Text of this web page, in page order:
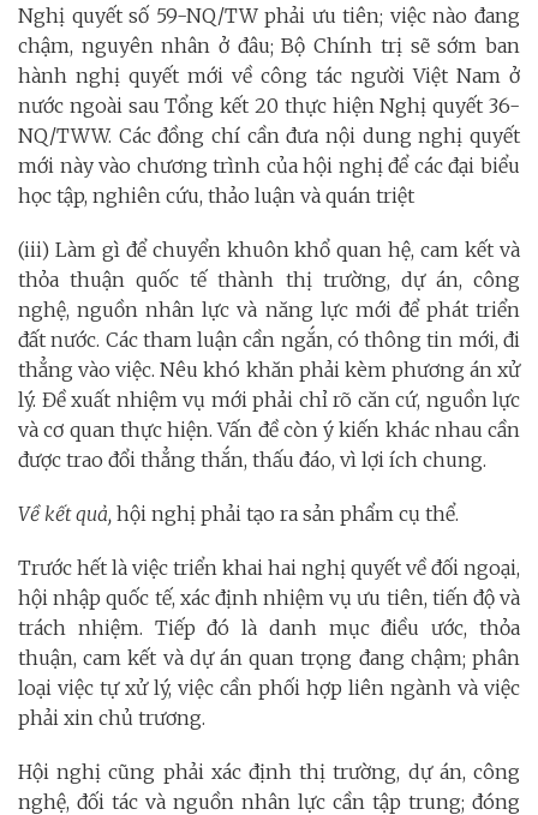
Nghị quyết số 59-NQ/TW phải ưu tiên; việc nào đang
chậm, nguyên nhân ở đâu; Bộ Chính trị sẽ sớm ban
hành nghị quyết mới về công tác người Việt Nam ở
nước ngoài sau Tổng kết 20 thực hiện Nghị quyết 36-
NQ/TWW. Các đồng chí cần đưa nội dung nghị quyết
mới này vào chương trình của hội nghị để các đại biểu
học tập, nghiên cứu, thảo luận và quán triệt
(iii) Làm gì để chuyển khuôn khổ quan hệ, cam kết và
thỏa thuận quốc tế thành thị trường, dự án, công
nghệ, nguồn nhân lực và năng lực mới để phát triển
đất nước. Các tham luận cần ngắn, có thông tin mới, đi
thẳng vào việc. Nêu khó khăn phải kèm phương án xử
lý. Đề xuất nhiệm vụ mới phải chỉ rõ căn cứ, nguồn lực
và cơ quan thực hiện. Vấn đề còn ý kiến khác nhau cần
được trao đổi thẳng thắn, thấu đáo, vì lợi ích chung.
Về kết quả, hội nghị phải tạo ra sản phẩm cụ thể.
Trước hết là việc triển khai hai nghị quyết về đối ngoại,
hội nhập quốc tế, xác định nhiệm vụ ưu tiên, tiến độ và
trách nhiệm. Tiếp đó là danh mục điều ước, thỏa
thuận, cam kết và dự án quan trọng đang chậm; phân
loại việc tự xử lý, việc cần phối hợp liên ngành và việc
phải xin chủ trương.
Hội nghị cũng phải xác định thị trường, dự án, công
nghệ, đối tác và nguồn nhân lực cần tập trung; đóng